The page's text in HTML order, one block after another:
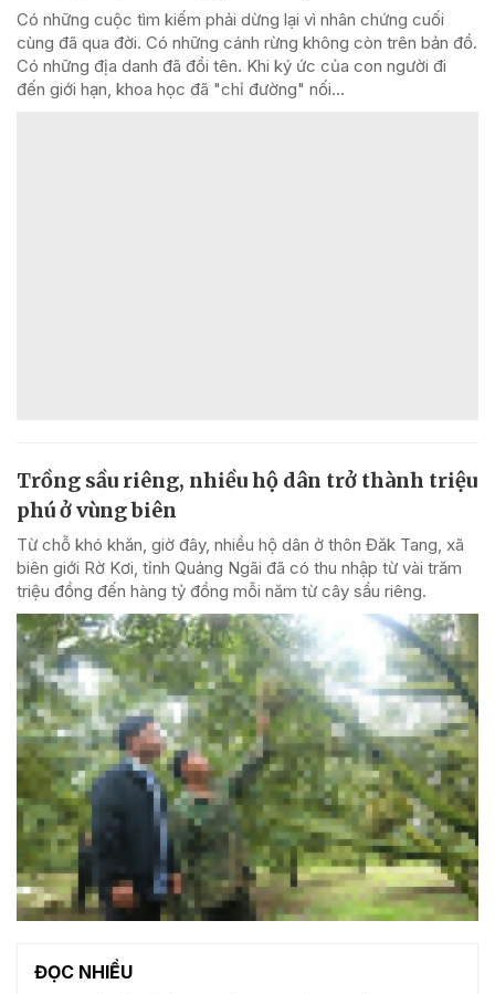
Có những cuộc tìm kiếm phải dừng lại vì nhân chứng cuối
cùng đã qua đời. Có những cánh rừng không còn trên bản đồ.
Có những địa danh đã đổi tên. Khi ký ức của con người đi
đến giới hạn, khoa học đã "chỉ đường" nối...
Trồng sầu riêng, nhiều hộ dân trở thành triệu
phú ở vùng biên
Từ chỗ khó khăn, giờ đây, nhiều hộ dân ở thôn Đăk Tang, xã
biên giới Rờ Kơi, tỉnh Quảng Ngãi đã có thu nhập từ vài trăm
triệu đồng đến hàng tỷ đồng mỗi năm từ cây sầu riêng.
ĐỌC NHIỀU